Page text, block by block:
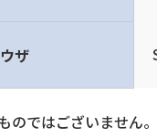
ザ
のではございません。